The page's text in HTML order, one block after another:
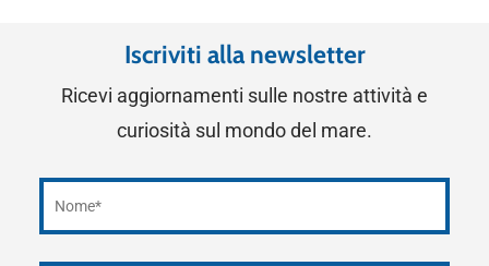
Iscriviti alla newsletter
Ricevi aggiornamenti sulle nostre attività e
curiosità sul mondo del mare.